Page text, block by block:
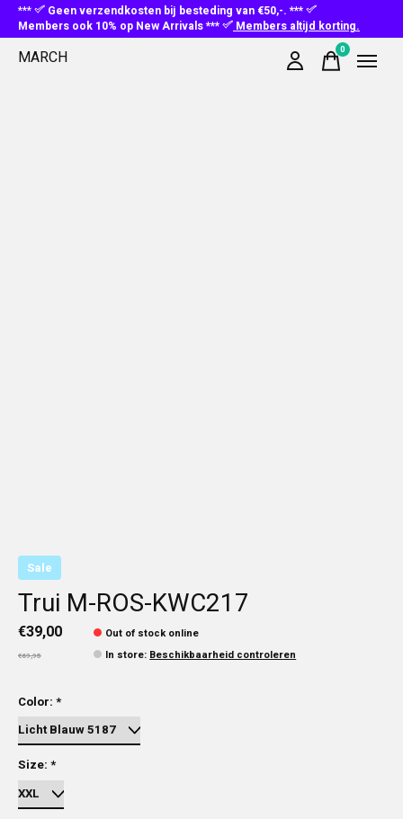
***
Geen verzendkosten bij besteding van €50,-. ***
Members ook 10% op New Arrivals ***
Members altijd korting.
MARCH 0items
Sale
Trui M-ROS-KWC217
€39,00
€69,95
Out of stock online
In store: Beschikbaarheid controleren
Color: *
Size: *